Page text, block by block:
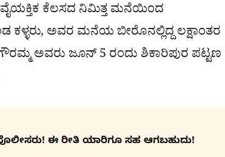
ಕೆಲಸದ ನಿಮಿತ್ತ ಮನೆಯಿಂದ
ಅವರ ಮನೆಯ ಬೀರೊನಲ್ಲಿದ್ದ ಲಕ್ಷಾಂತರ
ಅವರು ಜೂನ್ 5 ರಂದು ಶಿಕಾರಿಪುರ ಪಟ್ಟಣ
ಈ ರೀತಿ ಯಾರಿಗೂ ಸಹ ಆಗಬಹುದು!